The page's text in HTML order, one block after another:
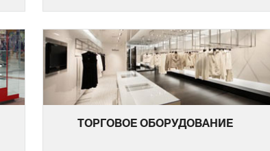
ТОРГОВОЕ ОБОРУДОВАНИЕ